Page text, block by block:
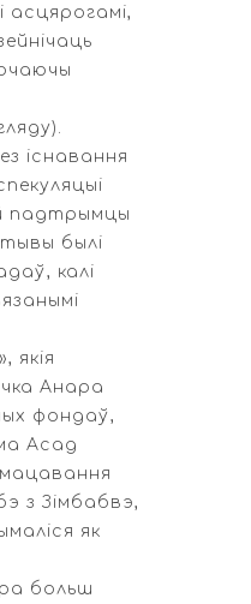
існавання
падтрымцы
былі
калі
якія
Анара
фондаў,
Асад
з Зімбабвэ,
як
больш